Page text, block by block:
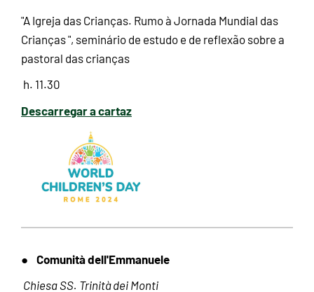
"A Igreja das Crianças. Rumo à Jornada Mundial das
Crianças ", seminário de estudo e de reflexão sobre a
pastoral das crianças
h. 11.30
Descarregar a cartaz
● Comunità dell'Emmanuele
Chiesa SS. Trinità dei Monti